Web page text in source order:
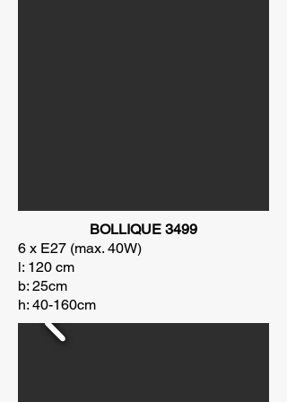
BOLLIQUE 3499
6 x E27 (max. 40W)
l: 120 cm
b: 25cm
h: 40-160cm